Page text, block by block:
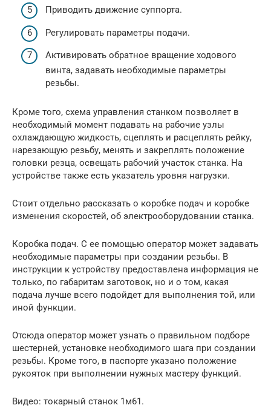
Приводить движение суппорта.
Регулировать параметры подачи.
Активировать обратное вращение ходового
винта, задавать необходимые параметры
резьбы.
Кроме того, схема управления станком позволяет в
необходимый момент подавать на рабочие узлы
охлаждающую жидкость, сцеплять и расцеплять рейку,
нарезающую резьбу, менять и закреплять положение
головки резца, освещать рабочий участок станка. На
устройстве также есть указатель уровня нагрузки.
Стоит отдельно рассказать о коробке подач и коробке
изменения скоростей, об электрооборудовании станка.
Коробка подач. С ее помощью оператор может задавать
необходимые параметры при создании резьбы. В
инструкции к устройству предоставлена информация не
только, по габаритам заготовок, но и о том, какая
подача лучше всего подойдет для выполнения той, или
иной функции.
Отсюда оператор может узнать о правильном подборе
шестерней, установке необходимого шага при создании
резьбы. Кроме того, в паспорте указано положение
рукояток при выполнении нужных мастеру функций.
Видео: токарный станок 1м61.